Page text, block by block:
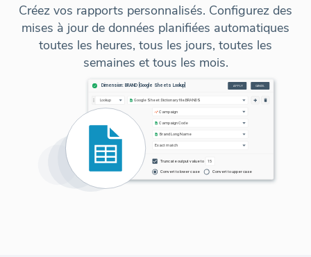
Créez vos rapports personnalisés. Configurez des
mises à jour de données planifiées automatiques
toutes les heures, tous les jours, toutes les
semaines et tous les mois.